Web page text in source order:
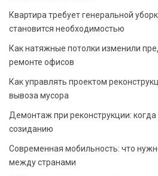
Квартира требует генеральной
становится необходимостью
Как натяжные потолки изменили
ремонте офисов
Как управлять проектом
вывоза мусора
Демонтаж при реконструкции:
созиданию
Современная мобильность: что
между странами